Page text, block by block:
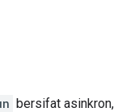
bersifat asinkron,